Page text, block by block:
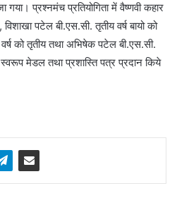
गया। प्रश्नमंच प्रतियोगिता में वैष्णवी कहार
पटेल बी.एस.सी. तृतीय वर्ष बायो को
वर्ष को तृतीय तथा अभिषेक पटेल बी.एस.सी.
स्वरूप मेडल तथा प्रशास्ति पत्र प्रदान किये